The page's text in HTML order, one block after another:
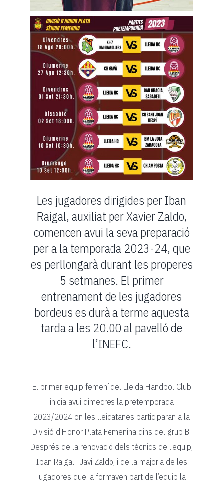
Les jugadores dirigides per Iban
Raigal, auxiliat per Xavier Zaldo,
comencen avui la seva preparació
per a la temporada 2023-24, que
es perllongarà durant les properes
5 setmanes. El primer
entrenament de les jugadores
bordeus es durà a terme aquesta
tarda a les 20.00 al pavelló de
l’INEFC.
El primer equip femení del Lleida Handbol Club
inicia avui dimecres la pretemporada
2023/2024 on les lleidatanes participaran a la
Divisió d’Honor Plata Femenina dins del grup B.
Després de la renovació dels tècnics de l’equip,
Iban Raigal i Javi Zaldo, i de la majoria de les
jugadores que ja formaven part de l’equip la